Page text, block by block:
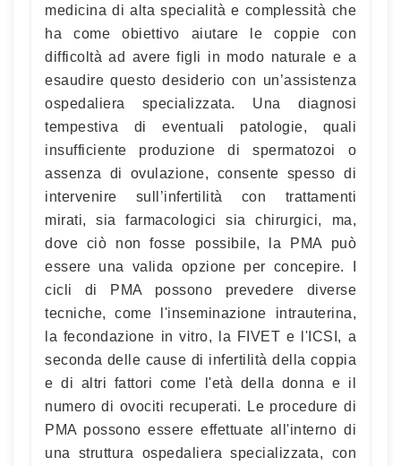
medicina di alta specialità e complessità che
ha come obiettivo aiutare le coppie con
difficoltà ad avere figli in modo naturale e a
esaudire questo desiderio con un’assistenza
ospedaliera specializzata. Una diagnosi
tempestiva di eventuali patologie, quali
insufficiente produzione di spermatozoi o
assenza di ovulazione, consente spesso di
intervenire sull’infertilità con trattamenti
mirati, sia farmacologici sia chirurgici, ma,
dove ciò non fosse possibile, la PMA può
essere una valida opzione per concepire. I
cicli di PMA possono prevedere diverse
tecniche, come l'inseminazione intrauterina,
la fecondazione in vitro, la FIVET e l'ICSI, a
seconda delle cause di infertilità della coppia
e di altri fattori come l'età della donna e il
numero di ovociti recuperati. Le procedure di
PMA possono essere effettuate all'interno di
una struttura ospedaliera specializzata, con